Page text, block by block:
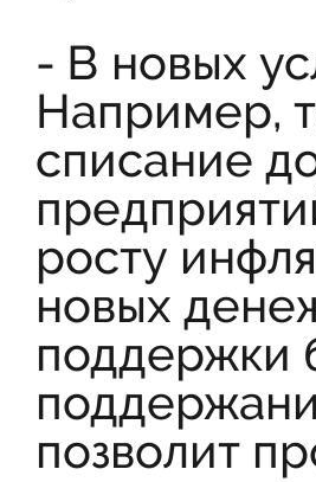
- В новых
Например,
списание
росту
новых
поддержки
позволит